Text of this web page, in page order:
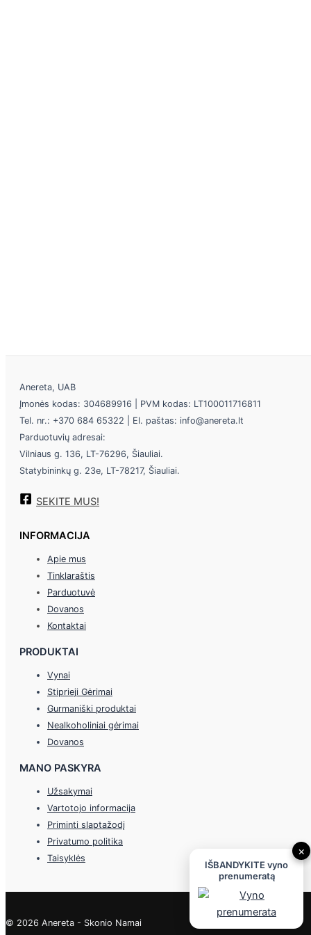
Anereta, UAB
Įmonės kodas: 304689916 | PVM kodas: LT100011716811
Tel. nr.: +370 684 65322 | El. paštas: info@anereta.lt
Parduotuvių adresai:
Vilniaus g. 136, LT-76296, Šiauliai.
Statybininkų g. 23e, LT-78217, Šiauliai.
SEKITE MUS!
INFORMACIJA
Apie mus
Tinklaraštis
Parduotuvė
Dovanos
Kontaktai
PRODUKTAI
Vynai
Stiprieji Gėrimai
Gurmaniški produktai
Nealkoholiniai gėrimai
Dovanos
MANO PASKYRA
Užsakymai
Vartotojo informacija
Priminti slaptažodį
Privatumo politika
Taisyklės
© 2026 Anereta - Skonio Namai
×
IŠBANDYKITE vyno
prenumeratą